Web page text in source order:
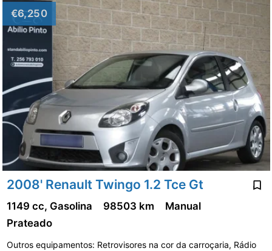
€6,250
2008' Renault Twingo 1.2 Tce Gt
1149 cc, Gasolina 98503 km
Manual
Prateado
Outros equipamentos: Retrovisores na cor da carroçaria, Rádio